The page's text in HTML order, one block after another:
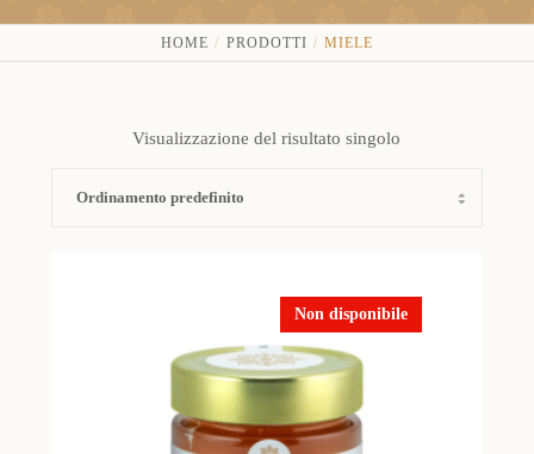
HOME PRODOTTI MIELE
Visualizzazione del risultato singolo
Non disponibile